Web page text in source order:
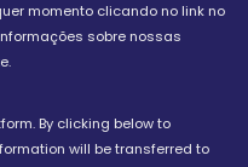
momento clicando no link no
sobre nossas
By clicking below to
will be transferred to